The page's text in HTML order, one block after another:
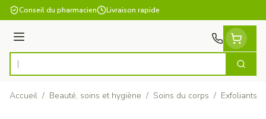
Aller au contenu
Conseil du pharmacien Livraison rapide
Menu
Rechercher
Accueil / Beauté, soins et hygiène / Soins du corps / Exfoliants,